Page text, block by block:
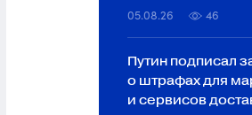
05.08.26 46
Путин подписал
о штрафах для
и сервисов